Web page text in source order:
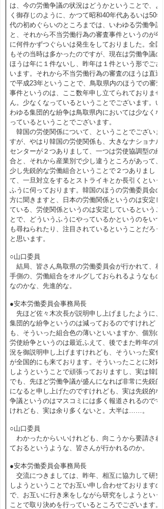
は、今の労働争議の状況はどうかということで、よ
く御存じのように、かつて昭和40年代あるいは50年
代の初めぐらいのところまでは、いわゆる労働争議
と、それから不当労働行為の審査事件というのが年
に何件かずつぐらいは発生をしておりました。全国
もその当時は多かったのですが、現在は労働争議の
ほうは年に１件ないし、昨年は１件という形でござ
います。それから不当労働行為の審査のほうは直近
で平成23年ということで、鳥取県内のほうでの審査
事件というのは、ここ数年申し立てられておりませ
ん。少なくなっているということでございます。い
わゆる集団的な紛争は鳥取県内においては少なくな
っているということでございます。
韓国の労使関係について、ということでございま
すが、やはり韓国の労使関係も、大きなナショナル
センターが２つありまして、一つは労使協調型の組
合と、それから産業別で少し違うところがあって、
少し先鋭的な労働組合ということで２つありまし
て、一旦対立をするとストライキとか長引くという
ふうに伺っております。韓国のほうの労働委員会の
方に聞きますと、日本の労働関係というのは安定し
ている、労使関係というのは安定しているというこ
とで、どういうふうにやっているかというのをいつ
も尋ねられたり、注目されているということだろう
と思います。
○山口委員
結局、皆さん鳥取県の労働委員会が行かれて、相
手側の、労働組合をオルグしておられるようなもの
なのかな、先進的な。
●安本労働委員会事務局長
先ほど佐々木次長が説明申し上げましたように、
集団的な紛争というのは減っておるのですけれど
も、そういった組合色の薄いといいますか、個別の
労使紛争というのは最近ふえて、後でまた昨年の状
況を御説明申し上げますけれども、そういった変化
が全国的にも来ております。そういったことに対応
しようということで頑張っておりますし、実は韓国
でも、先ほど労働争議が盛んになれば非常に先鋭的
になると申し上げたのですけれども、実は先鋭的な
争議というのはマスコミには多く報道されるのです
けれども、実は余り多くないと。大半は……。
○山口委員
わかったからいいけれども、向こうから要請され
ておるというような、皆さんが行かれるのか。
●安本労働委員会事務局長
交流につきましては、昨年、相互に協力して研究
しようということでお互い申し合わせておりますの
で、お互いに行き来をしながら研究をしようという
ことで取り決めを行っているところでございます。